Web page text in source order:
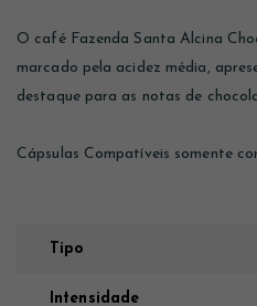
O café Fazenda Santa Alcina
marcado pela acidez média,
destaque para as notas de
Cápsulas Compatíveis somente
Tipo
Intensidade